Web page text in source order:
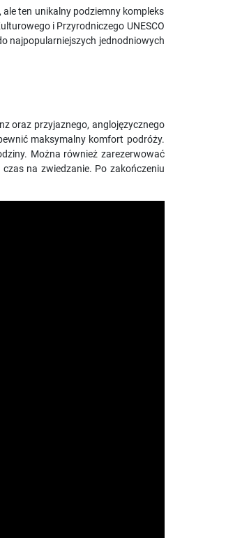
ten unikalny podziemny kompleks
i Przyrodniczego UNESCO
najpopularniejszych jednodniowych
oraz przyjaznego, anglojęzycznego
maksymalny komfort podróży.
Można również zarezerwować
na zwiedzanie. Po zakończeniu